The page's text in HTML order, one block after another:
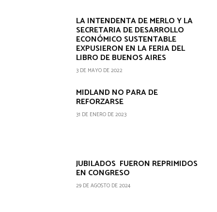
LA INTENDENTA DE MERLO Y LA
SECRETARIA DE DESARROLLO
ECONÓMICO SUSTENTABLE
EXPUSIERON EN LA FERIA DEL
LIBRO DE BUENOS AIRES
3 DE MAYO DE 2022
MIDLAND NO PARA DE
REFORZARSE
31 DE ENERO DE 2023
JUBILADOS FUERON REPRIMIDOS
EN CONGRESO
29 DE AGOSTO DE 2024